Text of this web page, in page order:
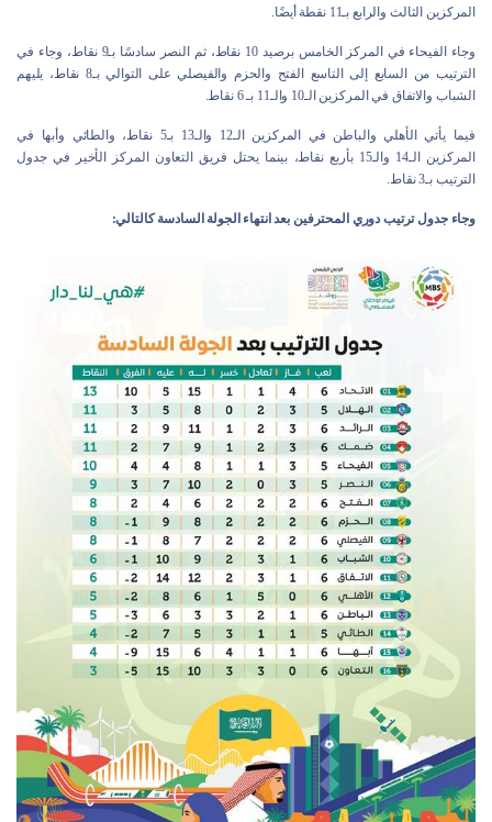
المركزين الثالث والرابع بـ11 نقطة أيضًا.
وجاء الفيحاء في المركز الخامس برصيد 10 نقاط، ثم النصر سادسًا بـ9 نقاط، وجاء في
الترتيب من السابع إلى التاسع الفتح والحزم والفيصلي على التوالي بـ8 نقاط، يليهم
الشباب والاتفاق في المركزين الـ10 والـ11 بـ 6 نقاط.
فيما يأتي الأهلي والباطن في المركزين الـ12 والـ13 بـ5 نقاط، والطائي وأبها في
المركزين الـ14 والـ15 بأربع نقاط، بينما يحتل فريق التعاون المركز الأخير في جدول
الترتيب بـ3 نقاط.
وجاء جدول ترتيب دوري المحترفين بعد انتهاء الجولة السادسة كالتالي: